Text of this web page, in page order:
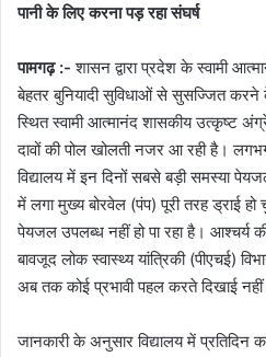
पानी के लिए करना पड़ रहा संघर्ष
पामगढ़ :- शासन द्वारा प्रदेश के स्वामी
बेहतर बुनियादी सुविधाओं से सुसज्जित करने
स्थित स्वामी आत्मानंद शासकीय उत्कृष्ट
दावों की पोल खोलती नजर आ रही है।
विद्यालय में इन दिनों सबसे बड़ी समस्या
में लगा मुख्य बोरवेल (पंप) पूरी तरह ड्राई
पेयजल उपलब्ध नहीं हो पा रहा है। आश्चर्य
बावजूद लोक स्वास्थ्य यांत्रिकी (पीएचई)
अब तक कोई प्रभावी पहल करते दिखाई
जानकारी के अनुसार विद्यालय में प्रतिदिन